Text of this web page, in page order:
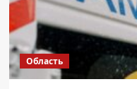
Область